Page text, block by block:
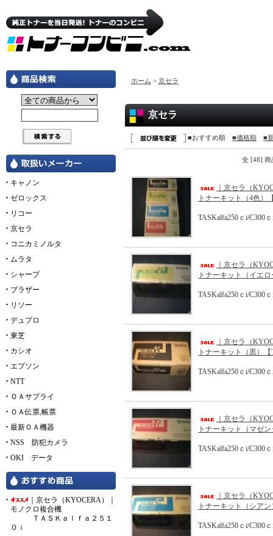
キャノン
ゼロックス
リコー
京セラ
コニカミノルタ
ムラタ
シャープ
ブラザー
リソー
デュプロ
東芝
カシオ
エプソン
NTT
ＯＡサプライ
ＯＡ伝票,帳票
最新ＯＡ機器
NSS 防犯カメラ
OKI データ
｜京セラ（KYOCERA）｜
モノクロ複合機
ＴＡＳＫａｌｆａ２５１
０ｉ
ホーム > 京セラ
京セラ
■おすすめ順 ■価格順 ■
全 [48] 商
｜京セラ（
トナーキット（4色
TASKalfa250ｃi/C300
｜京セラ（
トナーキット（イエ
TASKalfa250ｃi/C300
｜京セラ（
トナーキット（黒）
TASKalfa250ｃi/C300
｜京セラ（
トナーキット（マゼ
TASKalfa250ｃi/C300
｜京セラ（
トナーキット（シア
TASKalfa250ｃi/C300